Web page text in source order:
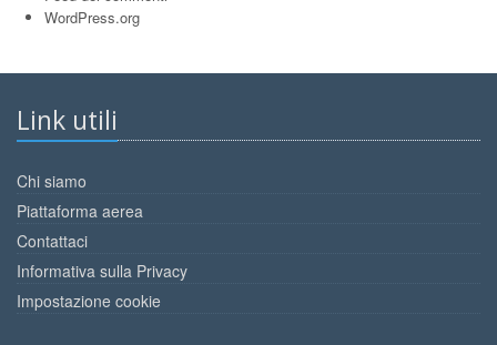
WordPress.org
Link utili
Chi siamo
Piattaforma aerea
Contattaci
Informativa sulla Privacy
Impostazione cookie